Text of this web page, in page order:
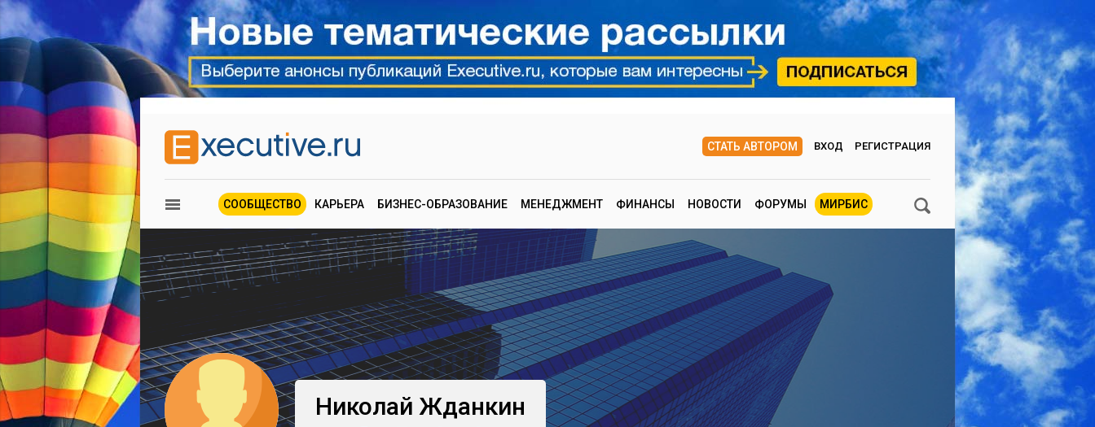
СТАТЬ АВТОРОМ ВХОД РЕГИСТРАЦИЯ
СООБЩЕСТВО КАРЬЕРА БИЗНЕС-ОБРАЗОВАНИЕ МЕНЕДЖМЕНТ ФИНАНСЫ НОВОСТИ ФОРУМЫ МИРБИС
Николай Жданкин